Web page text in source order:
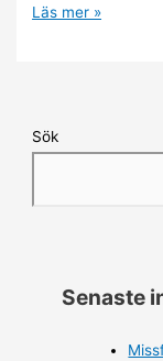
Läs mer »
Sök
Senaste